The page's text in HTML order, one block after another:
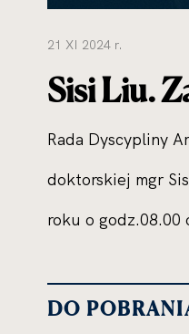
21 XI 2024 r.
Sisi Liu.
Rada Dyscypliny
doktorskiej mgr
roku o godz.08.00
DO